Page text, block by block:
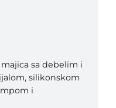
sa debelim i
silikonskom
i